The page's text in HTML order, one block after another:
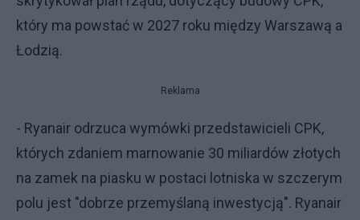
który ma powstać w 2027 roku między Warszawą a
Łodzią.
Reklama
- Ryanair odrzuca wymówki przedstawicieli CPK,
których zdaniem marnowanie 30 miliardów złotych
na zamek na piasku w postaci lotniska w szczerym
polu jest "dobrze przemyślaną inwestycją". Ryanair